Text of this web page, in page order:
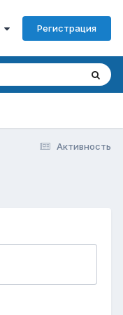
Регистрация
Активность